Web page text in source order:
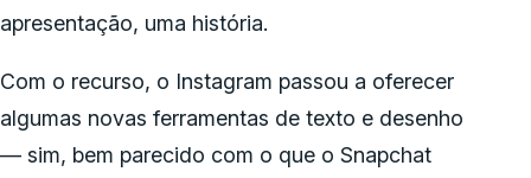
apresentação, uma história.
Com o recurso, o Instagram passou a oferecer
algumas novas ferramentas de texto e desenho
— sim, bem parecido com o que o Snapchat